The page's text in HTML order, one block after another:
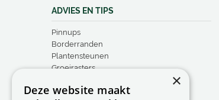
ADVIES EN TIPS
Pinnups
Borderranden
Plantensteunen
Groeirasters
Vogelproducten
×
Deze website maakt